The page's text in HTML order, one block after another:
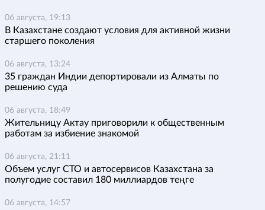
06 августа, 19:13
В Казахстане создают условия для активной жизни
старшего поколения
06 августа, 13:24
35 граждан Индии депортировали из Алматы по
решению суда
06 августа, 18:49
Жительницу Актау приговорили к общественным
работам за избиение знакомой
06 августа, 21:11
Объем услуг СТО и автосервисов Казахстана за
полугодие составил 180 миллиардов теңге
06 августа, 14:57